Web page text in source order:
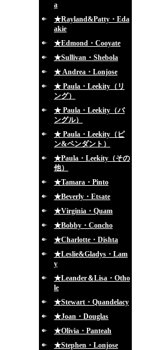
a
★Rayland&Patty・Eda
akie
★Edmond・Cooyate
★Sullivan・Shebola
★ Andrea・Lonjose
★ Paula・Leekity（リ
ング）
★ Paula・Leekity（バ
ングル）
★ Paula・Leekity（ピ
ン&ペンダント）
★Paula・Leekity（その
他）
★Tamara・Pinto
★Beverly・Etsate
★Virginia・Quam
★Bobby・Concho
★Charlotte・Dishta
★Leslie&Gladys・Lam
y
★Leander＆Lisa・Otho
le
★Stewart・Quandelacy
★Joan・Douglas
★Olivia・Panteah
★Stephen・Lonjose